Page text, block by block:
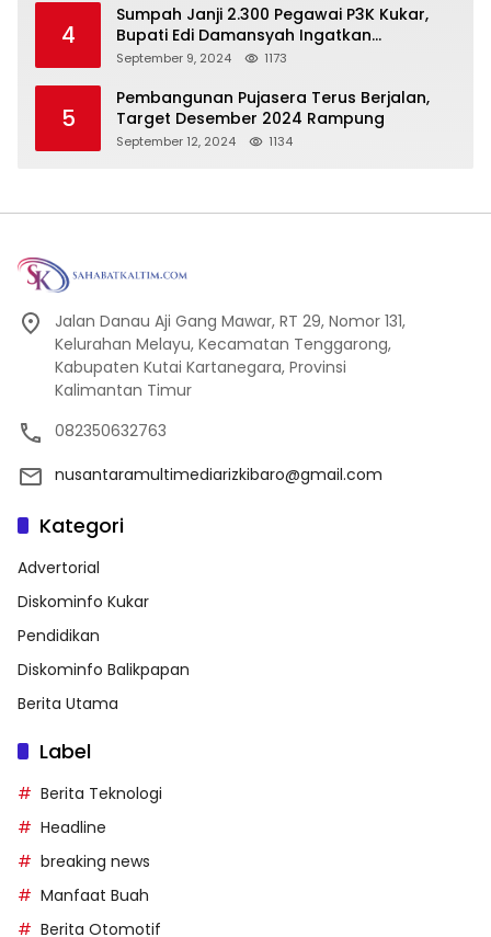
4
Sumpah Janji 2.300 Pegawai P3K Kukar,
Bupati Edi Damansyah Ingatkan
Tanggung Jawab Baru
September 9, 2024 1173
5
Pembangunan Pujasera Terus Berjalan,
Target Desember 2024 Rampung
September 12, 2024 1134
Jalan Danau Aji Gang Mawar, RT 29, Nomor 131,
Kelurahan Melayu, Kecamatan Tenggarong,
Kabupaten Kutai Kartanegara, Provinsi
Kalimantan Timur
082350632763
nusantaramultimediarizkibaro@gmail.com
Kategori
Advertorial
Diskominfo Kukar
Pendidikan
Diskominfo Balikpapan
Berita Utama
Label
Berita Teknologi
Headline
breaking news
Manfaat Buah
Berita Otomotif